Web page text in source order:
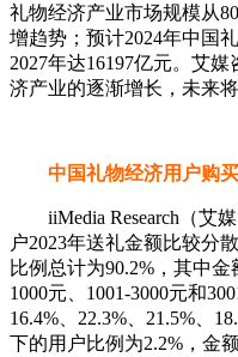
礼物经济产业市场规模从
增趋势；预计2024年中国
2027年达16197亿元。艾
济产业的逐渐增长，未来
中国礼物经济用户购买
iiMedia Research（艾媒
户2023年送礼金额比较分
比例总计为90.2%，其中金
1000元、1001-3000元和
16.4%、22.3%、21.5%、
下的用户比例为2.2%，金